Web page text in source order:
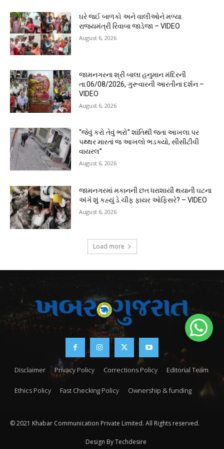
ઘરે જઈ બાળકો અને વાલીઓને મળ્યા
રાજ્યમંત્રી રિવાબા જાડેજા – VIDEO
August 6, 2026
જામનગરના શ્રી બાલા હનુમાન મંદિરની
તા.06/08/2026, ગુરૂવારની આરતીના દર્શન –
VIDEO
August 6, 2026
“જેવું કરો તેવું ભરો” શાંતિથી જતા આખલા પર
પથ્થર મારતાં જ આખલો ભડક્યો, સીસીટીવી
વાયરલ”
August 6, 2026
જામનગરમાં મકાનની છત ધરાશાયી થયાની ઘટના
અંગે શું કહ્યું ડે.ચીફ ફાયર ઓફિસરે? – VIDEO
August 6, 2026
Load more
Disclaimer Privacy Policy Corrections Policy Editorial Team
Ethics Policy Fast Checking Policy Ownership & funding
© 2021 Khabar Communication Private Limited. All Rights reserved.
Design By Techdesire